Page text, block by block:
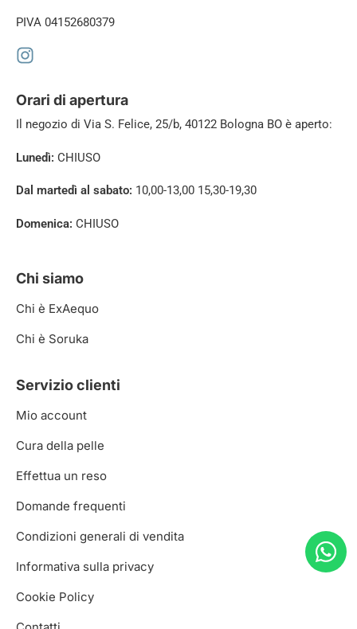
PIVA 04152680379
Orari di apertura
Il negozio di Via S. Felice, 25/b, 40122 Bologna BO è aperto:
Lunedì: CHIUSO
Dal martedì al sabato: 10,00-13,00 15,30-19,30
Domenica: CHIUSO
Chi siamo
Chi è ExAequo
Chi è Soruka
Servizio clienti
Mio account
Cura della pelle
Effettua un reso
Domande frequenti
Condizioni generali di vendita
Informativa sulla privacy
Cookie Policy